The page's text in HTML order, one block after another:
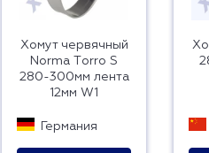
Хомут червячный
Norma Тorro S
280-300мм лента
12мм W1
Германия